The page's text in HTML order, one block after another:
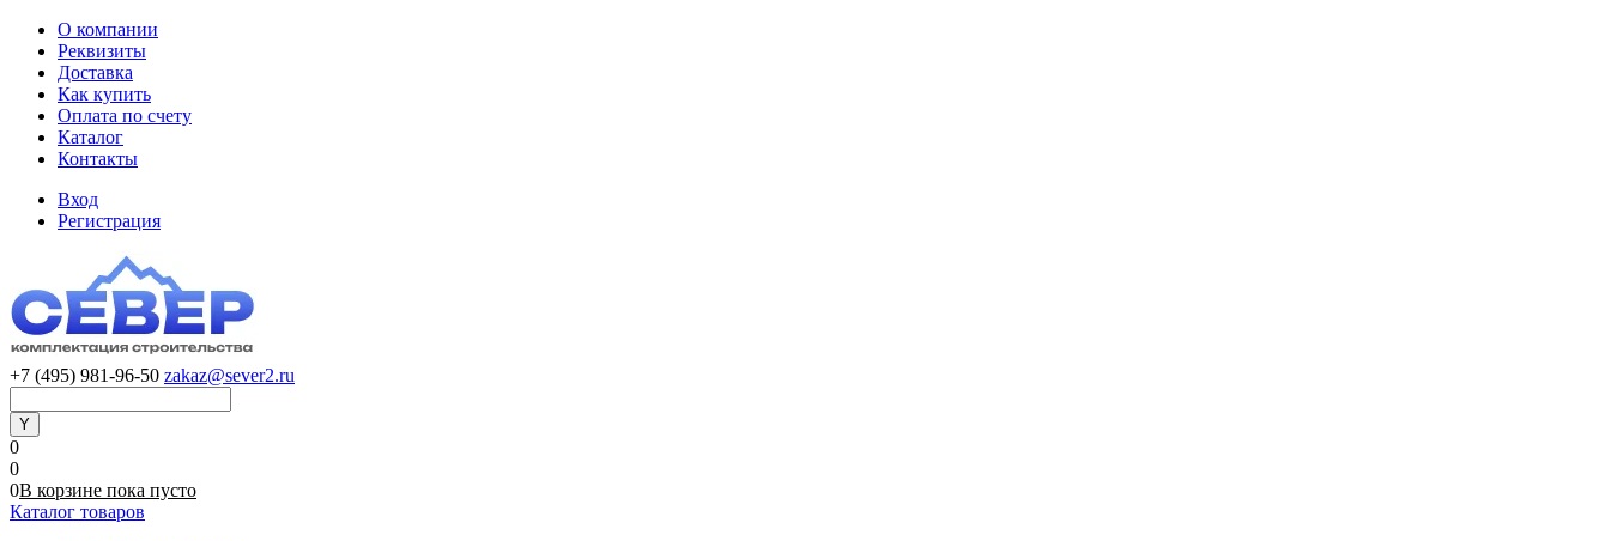
О компании
Реквизиты
Доставка
Как купить
Оплата по счету
Каталог
Контакты
Вход
Регистрация
+7 (495) 981-96-50 zakaz@sever2.ru
0
0
0В корзине пока пусто
Каталог товаров